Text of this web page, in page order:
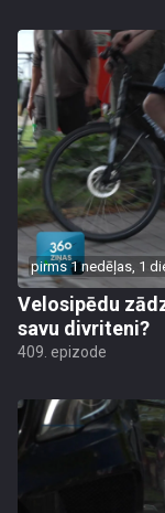
pirms 1 nedēļas, 1
Velosipēdu
savu divriteni?
409. epizode